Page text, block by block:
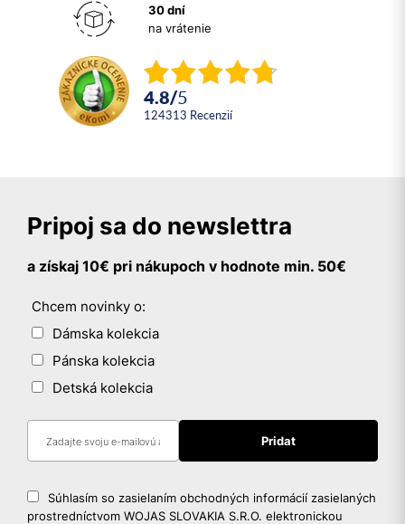
30 dní
na vrátenie
4.8/5
124313 recenzií
Pripoj sa do newslettra
a získaj 10€ pri nákupoch v hodnote min. 50€
Chcem novinky o:
Dámska kolekcia
Pánska kolekcia
Detská kolekcia
Súhlasím so zasielaním obchodných informácií zasielaných
prostredníctvom WOJAS SLOVAKIA S.R.O. elektronickou